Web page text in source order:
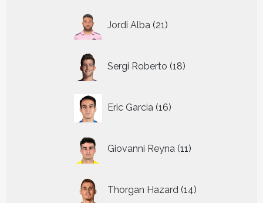
Jordi Alba 21
producten
Sergi Roberto 18
producten
Eric Garcia 16
producten
Giovanni Reyna 11
producten
Thorgan Hazard 14
producten